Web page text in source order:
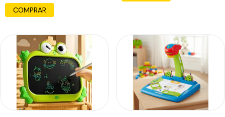
COMPRAR